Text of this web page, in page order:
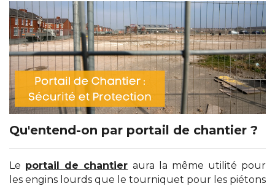
Qu'entend-on par portail de chantier ?
Le portail de chantier aura la même utilité pour
les engins lourds que le tourniquet pour les piétons